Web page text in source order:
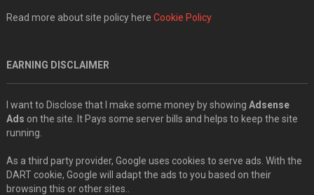
Read more about site policy here Cookie Policy
EARNING DISCLAIMER
I want to Disclose that I make some money by showing Adsense
Ads on the site. It Pays some server bills and helps to keep the site
running.
As a third party provider, Google uses cookies to serve ads. With the
DART cookie, Google will adapt the ads to you based on their
browsing this or other sites..